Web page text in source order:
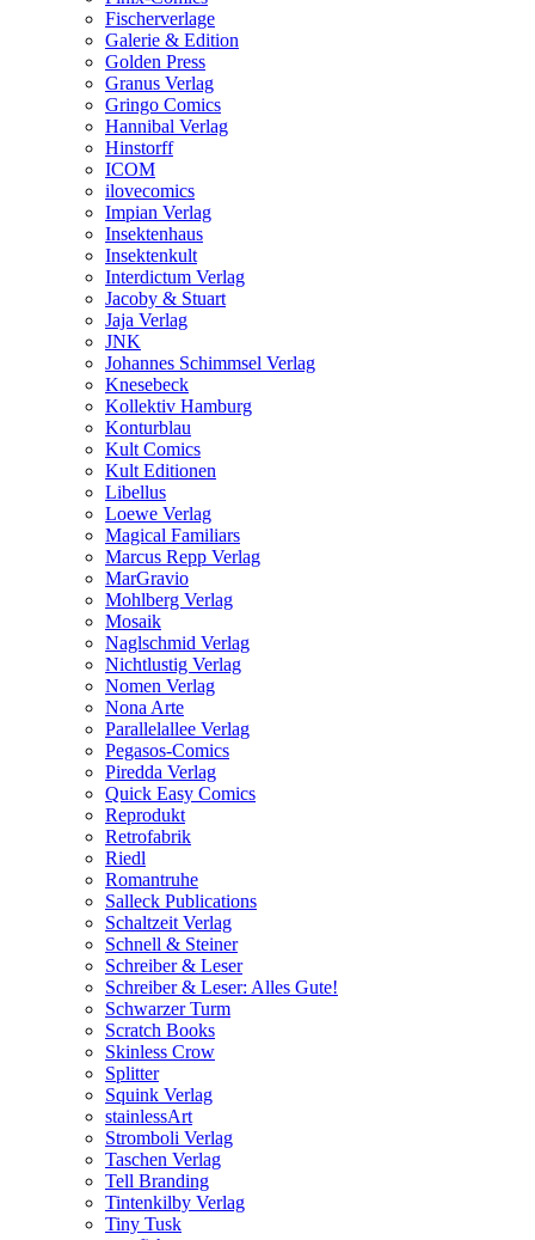
Fischerverlage
Galerie & Edition
Golden Press
Granus Verlag
Gringo Comics
Hannibal Verlag
Hinstorff
ICOM
ilovecomics
Impian Verlag
Insektenhaus
Insektenkult
Interdictum Verlag
Jacoby & Stuart
Jaja Verlag
JNK
Johannes Schimmsel Verlag
Knesebeck
Kollektiv Hamburg
Konturblau
Kult Comics
Kult Editionen
Libellus
Loewe Verlag
Magical Familiars
Marcus Repp Verlag
MarGravio
Mohlberg Verlag
Mosaik
Naglschmid Verlag
Nichtlustig Verlag
Nomen Verlag
Nona Arte
Parallelallee Verlag
Pegasos-Comics
Piredda Verlag
Quick Easy Comics
Reprodukt
Retrofabrik
Riedl
Romantruhe
Salleck Publications
Schaltzeit Verlag
Schnell & Steiner
Schreiber & Leser
Schreiber & Leser: Alles Gute!
Schwarzer Turm
Scratch Books
Skinless Crow
Splitter
Squink Verlag
stainlessArt
Stromboli Verlag
Taschen Verlag
Tell Branding
Tintenkilby Verlag
Tiny Tusk